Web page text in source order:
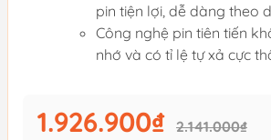
pin tiện lợi, dễ dàng theo
Công nghệ pin tiên tiến
nhớ và có tỉ lệ tự xả cực
1.926.900₫ 2.141.000₫